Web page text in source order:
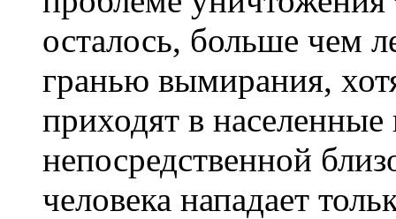
осталось, больше чем
гранью вымирания,
приходят в
непосредственной
человека нападает